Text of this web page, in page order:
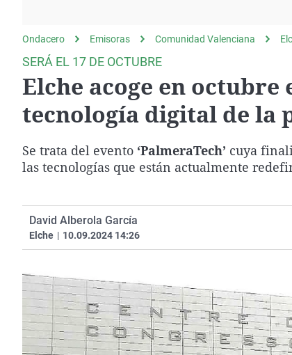
gato
Operación Viuda
Negra
Navarra
Ondacero Emisoras Comunidad Valenciana
SERÁ EL 17 DE OCTUBRE
Elche acoge en
tecnología digital de la
Se trata del evento ‘PalmeraTech’ cuya
las tecnologías que están actualmente
David Alberola García
Elche | 10.09.2024 14:26